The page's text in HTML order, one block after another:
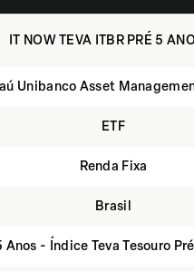
IT NOW TEVA ITBR PRÉ 5
Unibanco Asset
ETF
Renda Fixa
Brasil
Anos - Índice Teva Tesouro